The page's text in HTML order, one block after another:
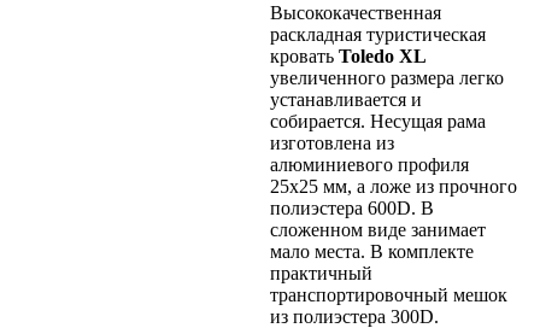
Высококачественная
раскладная туристическая
кровать Toledo XL
увеличенного размера легко
устанавливается и
собирается. Несущая рама
изготовлена из
алюминиевого профиля
25х25 мм, а ложе из прочного
полиэстера 600D. В
сложенном виде занимает
мало места. В комплекте
практичный
транспортировочный мешок
из полиэстера 300D.